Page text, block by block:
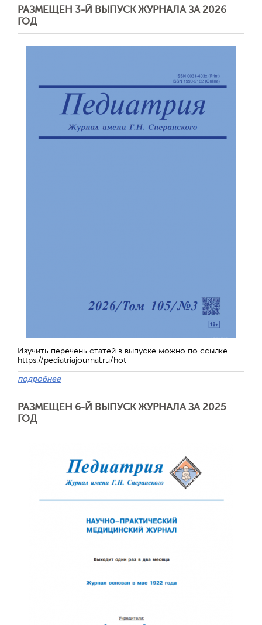
РАЗМЕЩЕН 3-Й ВЫПУСК ЖУРНАЛА ЗА 2026
ГОД
Изучить перечень статей в выпуске можно по ссылке -
https://pediatriajournal.ru/hot
подробнее
РАЗМЕЩЕН 6-Й ВЫПУСК ЖУРНАЛА ЗА 2025
ГОД